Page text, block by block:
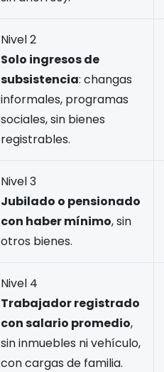
Nivel 2
Solo ingresos de
subsistencia: changas
informales, programas
sociales, sin bienes
registrables.
Nivel 3
Jubilado o pensionado
con haber mínimo, sin
otros bienes.
Nivel 4
Trabajador registrado
con salario promedio,
sin inmuebles ni vehículo,
con cargas de familia.